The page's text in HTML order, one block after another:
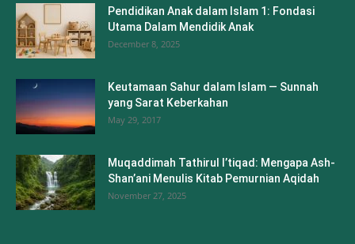
Pendidikan Anak dalam Islam 1: Fondasi
Utama Dalam Mendidik Anak
December 8, 2025
Keutamaan Sahur dalam Islam — Sunnah
yang Sarat Keberkahan
May 29, 2017
Muqaddimah Tathirul I’tiqad: Mengapa Ash-
Shan’ani Menulis Kitab Pemurnian Aqidah
November 27, 2025